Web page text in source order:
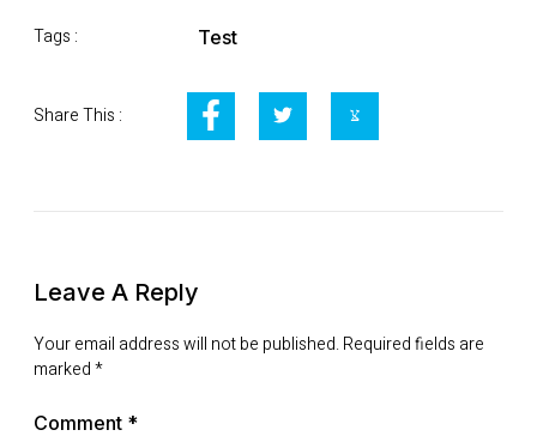
Tags : Test
Share This :
Leave A Reply
Your email address will not be published.Required fields are
marked*
Comment *